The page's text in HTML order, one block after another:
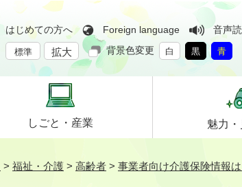
はじめての方へ Foreign language
音声
標準 拡大 背景色変更 白 黒 青
しごと・ 産業 魅力・
> 福祉・介護 > 高齢者 > 事業者向け介護保険情報